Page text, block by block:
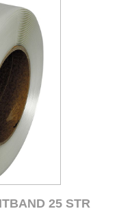
25 STR